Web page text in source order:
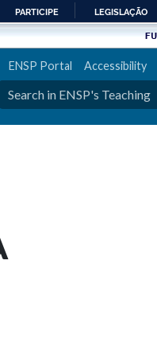
PARTICIPE LEGISLAÇÃO
ENSP Portal Accessibility